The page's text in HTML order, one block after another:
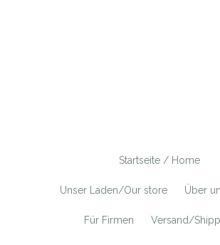
Startseite / Home
Unser Laden/Our store Über
Für Firmen Versand/